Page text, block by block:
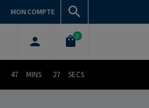
MON COMPTE
0
47 MINS 26 SECS